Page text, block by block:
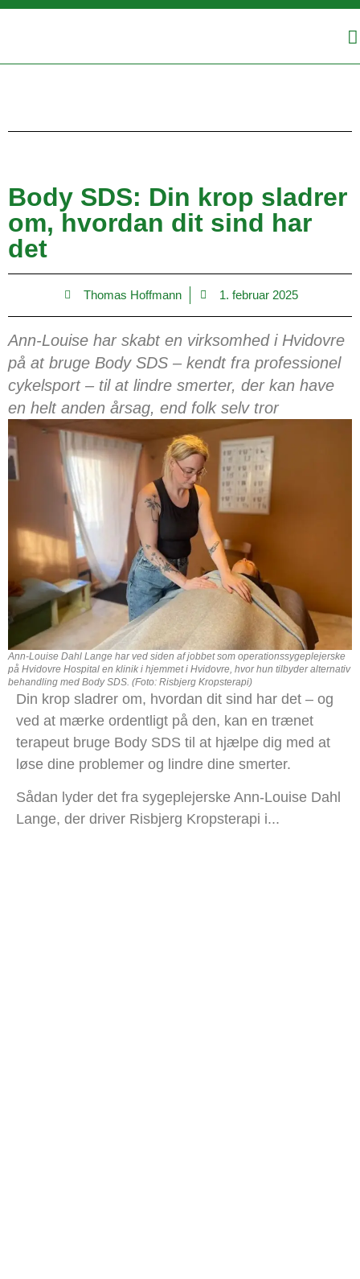
Body SDS: Din krop sladrer
om, hvordan dit sind har
det
Thomas Hoffmann 1. februar 2025
Ann-Louise har skabt en virksomhed i Hvidovre
på at bruge Body SDS – kendt fra professionel
cykelsport – til at lindre smerter, der kan have
en helt anden årsag, end folk selv tror
Ann-Louise Dahl Lange har ved siden af jobbet som operationssygeplejerske
på Hvidovre Hospital en klinik i hjemmet i Hvidovre, hvor hun tilbyder alternativ
behandling med Body SDS. (Foto: Risbjerg Kropsterapi)
Din krop sladrer om, hvordan dit sind har det – og
ved at mærke ordentligt på den, kan en trænet
terapeut bruge Body SDS til at hjælpe dig med at
løse dine problemer og lindre dine smerter.
Sådan lyder det fra sygeplejerske Ann-Louise Dahl
Lange, der driver Risbjerg Kropsterapi i...